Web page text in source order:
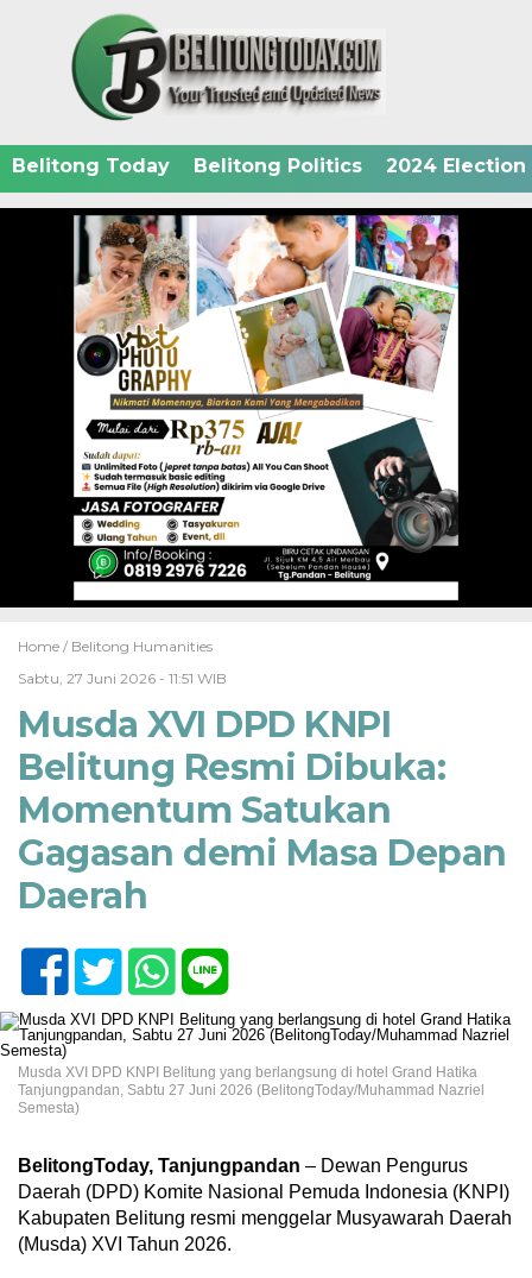
Belitong Today Belitong Politics 2024 Election
Home / Belitong Humanities
Sabtu, 27 Juni 2026 - 11:51 WIB
Musda XVI DPD KNPI
Belitung Resmi Dibuka:
Momentum Satukan
Gagasan demi Masa Depan
Daerah
Musda XVI DPD KNPI Belitung yang berlangsung di hotel Grand Hatika
Tanjungpandan, Sabtu 27 Juni 2026 (BelitongToday/Muhammad Nazriel
Semesta)
BelitongToday, Tanjungpandan – Dewan Pengurus
Daerah (DPD) Komite Nasional Pemuda Indonesia (KNPI)
Kabupaten Belitung resmi menggelar Musyawarah Daerah
(Musda) XVI Tahun 2026.